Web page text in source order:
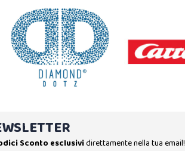
Sconto esclusividirettamente nella tua email!